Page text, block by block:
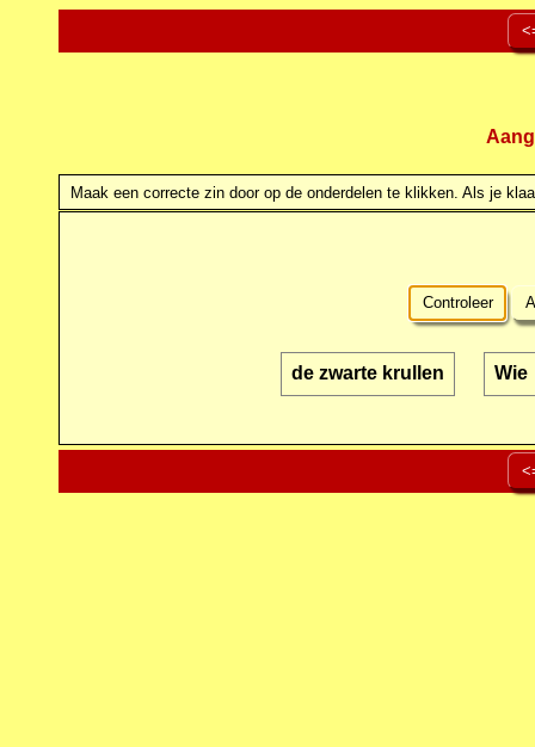
Maak een correcte zin door op de onderdelen te klikken. Als je
Controleer
de zwarte krullen Wie